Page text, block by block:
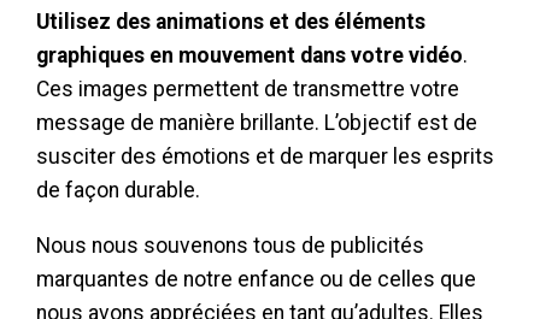
Utilisez des animations et des éléments
graphiques en mouvement dans votre vidéo.
Ces images permettent de transmettre votre
message de manière brillante. L’objectif est de
susciter des émotions et de marquer les esprits
de façon durable.
Nous nous souvenons tous de publicités
marquantes de notre enfance ou de celles que
nous avons appréciées en tant qu’adultes. Elles